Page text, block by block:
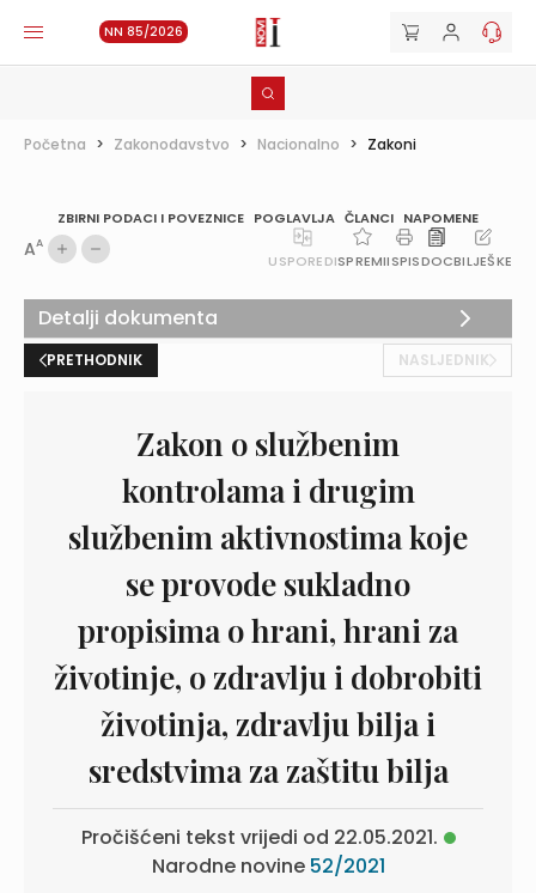
NN 85/2026
Početna > Zakonodavstvo > Nacionalno > Zakoni
ZBIRNI PODACI I POVEZNICE POGLAVLJA ČLANCI NAPOMENE
AA
USPOREDISPREMIISPISDOCBILJEŠKE
PRETHODNIK NASLJEDNIK
Zakon o službenim
kontrolama i drugim
službenim aktivnostima koje
se provode sukladno
propisima o hrani, hrani za
životinje, o zdravlju i dobrobiti
životinja, zdravlju bilja i
sredstvima za zaštitu bilja
Pročišćeni tekst vrijedi od 22.05.2021.
Narodne novine 52/2021
Detalji dokumenta